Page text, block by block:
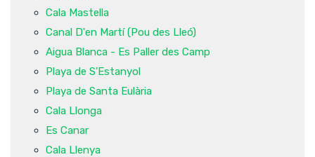
Cala Mastella
Canal D'en Martí (Pou des Lleó)
Aigua Blanca - Es Paller des Camp
Playa de S'Estanyol
Playa de Santa Eulària
Cala Llonga
Es Canar
Cala Llenya